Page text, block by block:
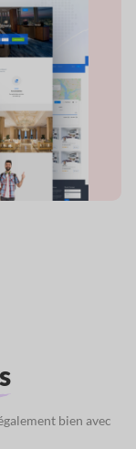
bien avec